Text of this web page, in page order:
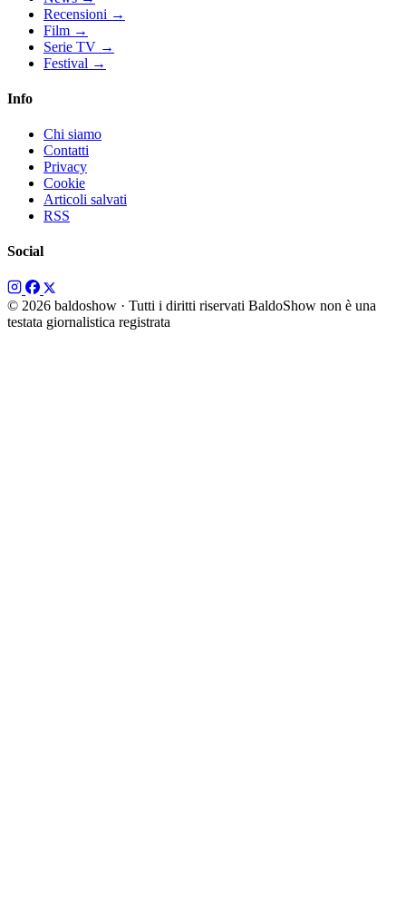
Recensioni →
Film →
Serie TV →
Festival →
Info
Chi siamo
Contatti
Privacy
Cookie
Articoli salvati
RSS
Social
© 2026 baldoshow · Tutti i diritti riservati BaldoShow non è una
testata giornalistica registrata